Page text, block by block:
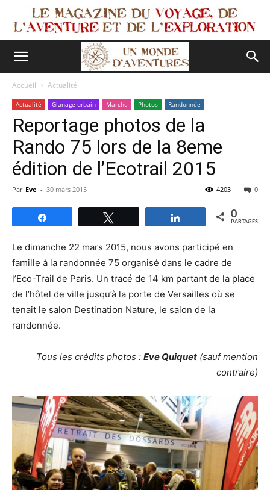
Accueil Actualité
Actualité Glanage urbain Marche Photos Randonnée
Reportage photos de la
Rando 75 lors de la 8eme
édition de l’Ecotrail 2015
Par Eve - 30 mars 2015 0
4203
Partagez 0
PARTAGES
Le dimanche 22 mars 2015, nous avons participé en
famille à la randonnée 75 organisé dans le cadre de
l’Eco-Trail de Paris. Un tracé de 14 km partant de la place
de l’hôtel de ville jusqu’à la porte de Versailles où se
tenait le salon Destination Nature, le salon de la
randonnée.
Tous les crédits photos : Eve Quiquet (sauf mention
contraire)